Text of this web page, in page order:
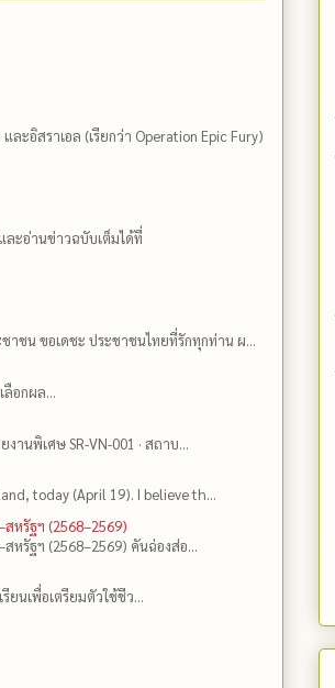
ะอิสราเอล (เรียกว่า Operation Epic Fury)
ละอ่านข่าวฉบับเต็มได้ที่
ชน ขอเดชะ ประชาชนไทยที่รักทุกท่าน ผ...
ลือกผล...
านพิเศษ SR-VN-001 · สถาบ...
today (April 19). I believe th...
หรัฐฯ (2568–2569)
หรัฐฯ (2568–2569) คันฉ่องส่อ...
ยนเพื่อเตรียมตัวใช้ชีว...